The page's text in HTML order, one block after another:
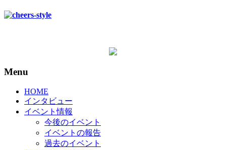
Menu
HOME
インタビュー
イベント情報
今後のイベント
イベントの報告
過去のイベント